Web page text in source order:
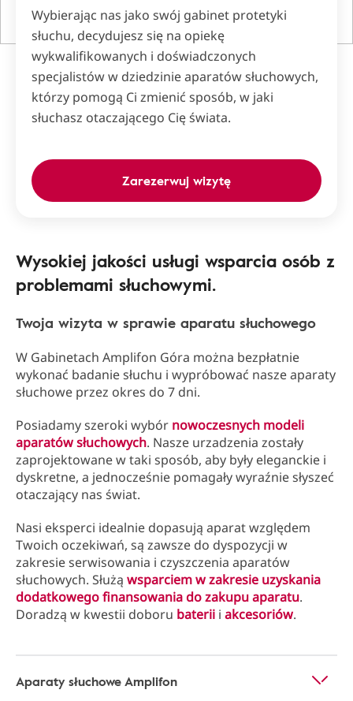
Wybierając nas jako swój gabinet protetyki
słuchu, decydujesz się na opiekę
wykwalifikowanych i doświadczonych
specjalistów w dziedzinie aparatów słuchowych,
którzy pomogą Ci zmienić sposób, w jaki
słuchasz otaczającego Cię świata.
Zarezerwuj wizytę
Wysokiej jakości usługi wsparcia osób z
problemami słuchowymi.
Twoja wizyta w sprawie aparatu słuchowego
W Gabinetach Amplifon Góra można bezpłatnie
wykonać badanie słuchu i wypróbować nasze aparaty
słuchowe przez okres do 7 dni.
Posiadamy szeroki wybór nowoczesnych modeli
aparatów słuchowych. Nasze urzadzenia zostały
zaprojektowane w taki sposób, aby były eleganckie i
dyskretne, a jednocześnie pomagały wyraźnie słyszeć
otaczający nas świat.
Nasi eksperci idealnie dopasują aparat względem
Twoich oczekiwań, są zawsze do dyspozycji w
zakresie serwisowania i czyszczenia aparatów
słuchowych. Służą wsparciem w zakresie uzyskania
dodatkowego finansowania do zakupu aparatu.
Doradzą w kwestii doboru baterii i akcesoriów.
Aparaty słuchowe Amplifon